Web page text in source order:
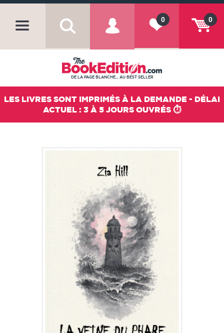
0
0
DE LA PAGE BLANCHE... AU BEST SELLER
LES LIVRES SONT IMPRIMÉS À LA DEMANDE - DÉLAI
ACTUEL : 3 À 5 JOURS OUVRÉS ⏱️